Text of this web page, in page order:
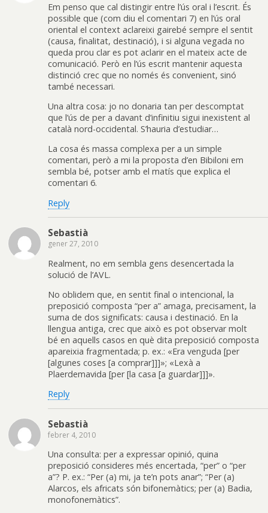
Em penso que cal distingir entre l’ús oral i l’escrit. És
possible que (com diu el comentari 7) en l’ús oral
oriental el context aclareixi gairebé sempre el sentit
(causa, finalitat, destinació), i si alguna vegada no
queda prou clar es pot aclarir en el mateix acte de
comunicació. Però en l’ús escrit mantenir aquesta
distinció crec que no només és convenient, sinó
també necessari.
Una altra cosa: jo no donaria tan per descomptat
que l’ús de per a davant d’infinitiu sigui inexistent al
català nord-occidental. S’hauria d’estudiar…
La cosa és massa complexa per a un simple
comentari, però a mi la proposta d’en Bibiloni em
sembla bé, potser amb el matís que explica el
comentari 6.
Reply
Sebastià
gener 27, 2010
Realment, no em sembla gens desencertada la
solució de l’AVL.
No oblidem que, en sentit final o intencional, la
preposició composta “per a” amaga, precisament, la
suma de dos significats: causa i destinació. En la
llengua antiga, crec que això es pot observar molt
bé en aquells casos en què dita preposició composta
apareixia fragmentada; p. ex.: «Era venguda [per
[algunes coses [a comprar]]]»; «Lexà a
Plaerdemavida [per [la casa [a guardar]]]».
Reply
Sebastià
febrer 4, 2010
Una consulta: per a expressar opinió, quina
preposició consideres més encertada, “per” o “per
a”? P. ex.: “Per (a) mi, ja te’n pots anar”; “Per (a)
Alarcos, els africats són bifonemàtics; per (a) Badia,
monofonemàtics”.